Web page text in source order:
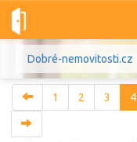
Dobré-nemovitosti.cz
1 2 3 4